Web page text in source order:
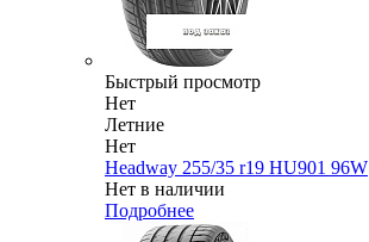
Быстрый просмотр
Нет
Летние
Нет
Headway 255/35 r19 HU901 96W
Нет в наличии
Подробнее